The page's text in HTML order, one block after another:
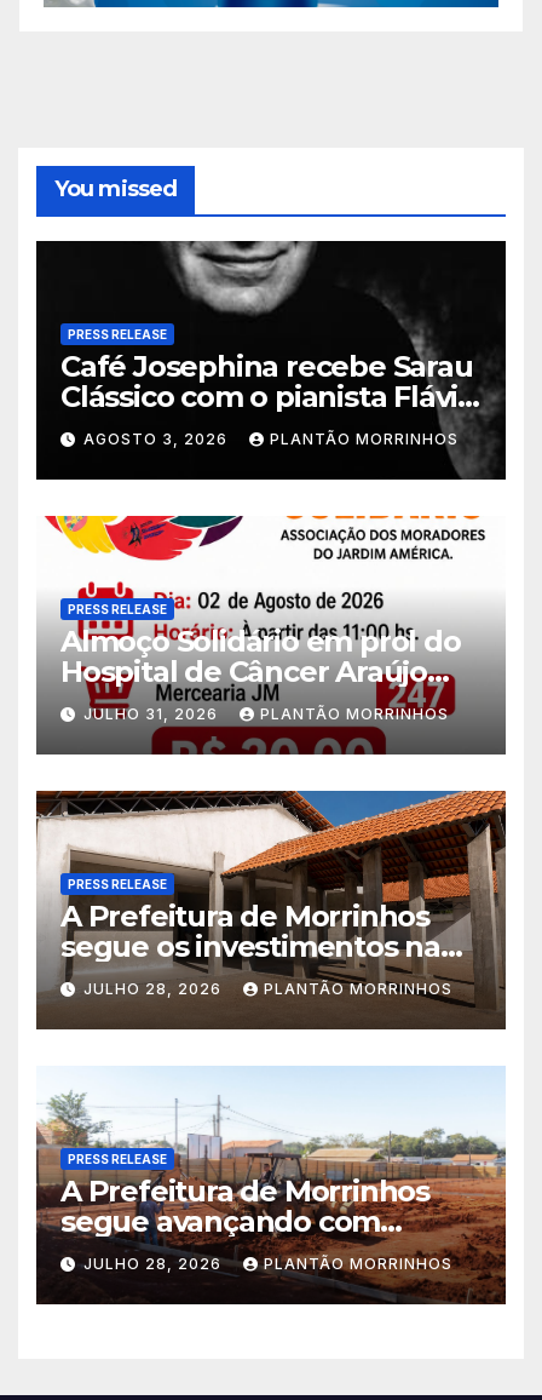
You missed
PRESS RELEASE
Café Josephina recebe Sarau
Clássico com o pianista Flávio
Varani nesta terça-feira
AGOSTO 3, 2026 PLANTÃO MORRINHOS
PRESS RELEASE
Almoço Solidário em prol do
Hospital de Câncer Araújo
Jorge é realizado no Jardim
América
JULHO 31, 2026 PLANTÃO MORRINHOS
PRESS RELEASE
A Prefeitura de Morrinhos
segue os investimentos na
educação. A obra da Escola
Municipal Eudóxio de
Figueiredo avança em ritmo
acelerado e já ganha forma.
JULHO 28, 2026 PLANTÃO MORRINHOS
PRESS RELEASE
A Prefeitura de Morrinhos
segue avançando com
importantes investimentos
no Setor Arca de Noé.
JULHO 28, 2026 PLANTÃO MORRINHOS